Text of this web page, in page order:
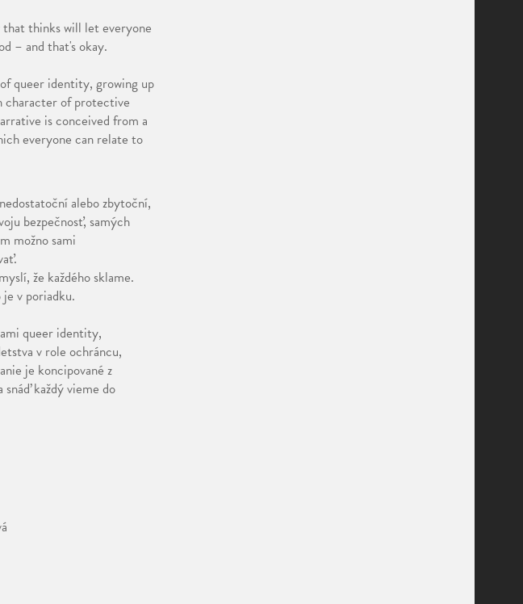
thinks will let everyone
– and that's okay.
queer identity, growing up
character of protective
is conceived from a
everyone can relate to
alebo zbytoční,
bezpečnosť, samých
možno sami
že každého sklame.
v poriadku.
queer identity,
v role ochráncu,
je koncipované z
snáď každý vieme do